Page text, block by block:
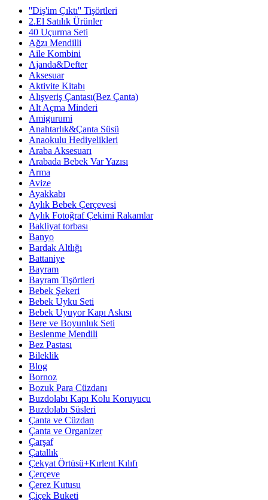
''Diş'im Çıktı'' Tişörtleri
2.El Satılık Ürünler
40 Uçurma Seti
Ağzı Mendilli
Aile Kombini
Ajanda&Defter
Aksesuar
Aktivite Kitabı
Alışveriş Çantası(Bez Çanta)
Alt Açma Minderi
Amigurumi
Anahtarlık&Çanta Süsü
Anaokulu Hediyelikleri
Araba Aksesuarı
Arabada Bebek Var Yazısı
Arma
Avize
Ayakkabı
Aylık Bebek Çerçevesi
Aylık Fotoğraf Çekimi Rakamlar
Bakliyat torbası
Banyo
Bardak Altlığı
Battaniye
Bayram
Bayram Tişörtleri
Bebek Şekeri
Bebek Uyku Seti
Bebek Uyuyor Kapı Askısı
Bere ve Boyunluk Seti
Beslenme Mendili
Bez Pastası
Bileklik
Blog
Bornoz
Bozuk Para Cüzdanı
Buzdolabı Kapı Kolu Koruyucu
Buzdolabı Süsleri
Çanta ve Cüzdan
Çanta ve Organizer
Çarşaf
Çatallık
Çekyat Örtüsü+Kırlent Kılıfı
Çerçeve
Çerez Kutusu
Çiçek Buketi